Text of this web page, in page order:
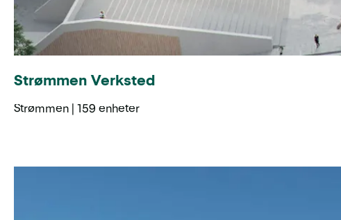
Strømmen Verksted
Strømmen | 159 enheter